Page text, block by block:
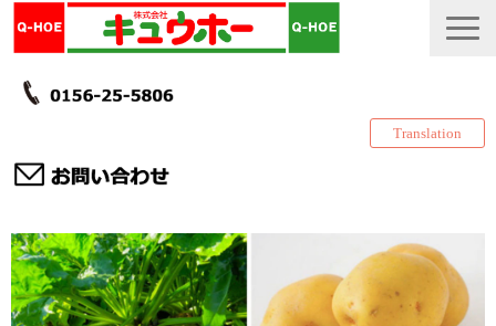
Translation
TOP
カタログ・冊子 DL
説明書